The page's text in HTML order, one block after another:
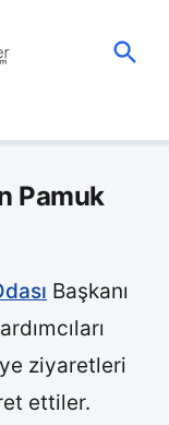
Pamuk
Başkanı
ziyaretleri
ettiler.